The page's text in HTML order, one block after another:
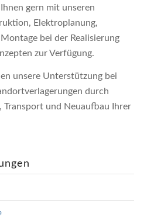
gern mit unseren
Elektroplanung,
bei der Realisierung
zur Verfügung.
unsere Unterstützung bei
durch
Transport und Neuaufbau Ihrer